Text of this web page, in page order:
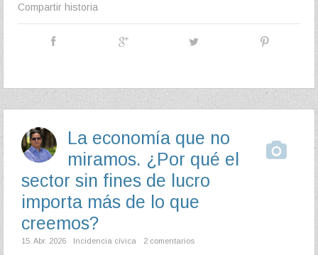
Compartir historia
La economía que no
miramos. ¿Por qué el
sector sin fines de lucro
importa más de lo que
creemos?
15. Abr. 2026 Incidencia cívica 2 comentarios